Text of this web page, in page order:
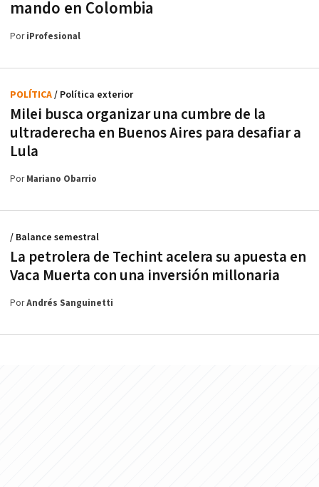
mando en Colombia
PoriProfesional
Milei busca organizar una cumbre de la
ultraderecha en Buenos Aires para desafiar a
Lula
POLÍTICA/ Política exterior
PorMariano Obarrio
La petrolera de Techint acelera su apuesta en
Vaca Muerta con una inversión millonaria
/ Balance semestral
PorAndrés Sanguinetti